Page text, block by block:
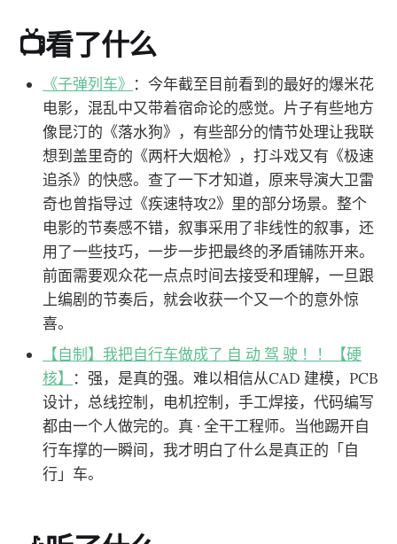
📺看了什么
《子弹列车》 ：今年截至目前看到的最好的爆米花
电影，混乱中又带着宿命论的感觉。片子有些地方
像昆汀的《落水狗》，有些部分的情节处理让我联
想到盖里奇的《两杆大烟枪》，打斗戏又有《极速
追杀》的快感。查了一下才知道，原来导演大卫雷
奇也曾指导过《疾速特攻2》里的部分场景。整个
电影的节奏感不错，叙事采用了非线性的叙事，还
用了一些技巧，一步一步把最终的矛盾铺陈开来。
前面需要观众花一点点时间去接受和理解，一旦跟
上编剧的节奏后，就会收获一个又一个的意外惊
喜。
【自制】我把自行车做成了 自 动 驾 驶 ！！【硬
核】
：强，是真的强。难以相信从CAD 建模，PCB
设计，总线控制，电机控制，手工焊接，代码编写
都由一个人做完的。真 · 全干工程师。当他踢开自
行车撑的一瞬间，我才明白了什么是真正的「自
行」车。